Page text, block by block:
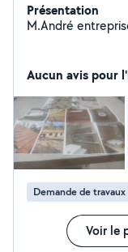
Présentation
M.André
Aucun avis pour
Demande de
Voir le